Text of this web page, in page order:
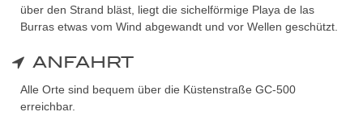
über den Strand bläst, liegt die sichelförmige Playa de las
Burras etwas vom Wind abgewandt und vor Wellen geschützt.
ANFAHRT
Alle Orte sind bequem über die Küstenstraße GC-500
erreichbar.